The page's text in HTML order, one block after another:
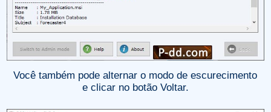
Você também pode alternar o modo de escurecimento
e clicar no botão Voltar.